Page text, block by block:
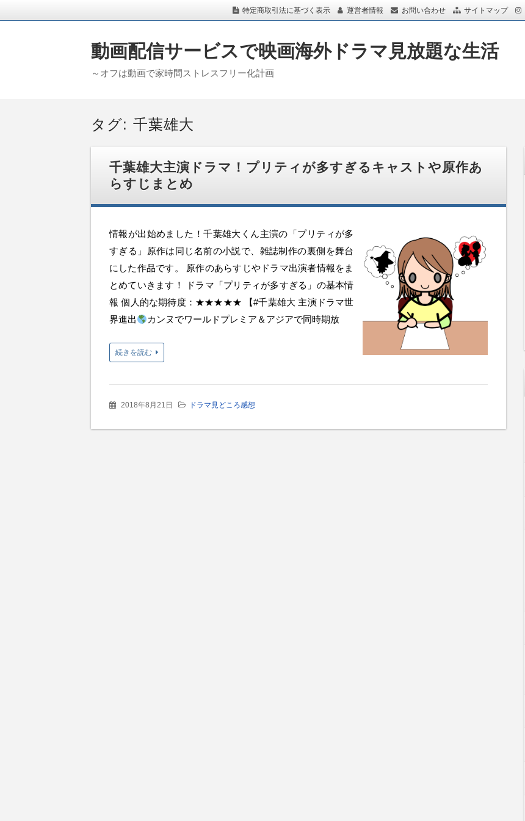
特定商取引法に基づく表示 運営者情報 お問い合わせ サイトマップ
動画配信サービスで映画海外ドラマ見放題な生活
～オフは動画で家時間ストレスフリー化計画
タグ: 千葉雄大
千葉雄大主演ドラマ！プリティが多すぎるキャストや原作あ
らすじまとめ
情報が出始めました！千葉雄大くん主演の「プリティが多
すぎる」原作は同じ名前の小説で、雑誌制作の裏側を舞台
にした作品です。 原作のあらすじやドラマ出演者情報をま
とめていきます！ ドラマ「プリティが多すぎる」の基本情
報 個人的な期待度：★★★★★ 【#千葉雄大 主演ドラマ世
界進出
カンヌでワールドプレミア＆アジアで同時期放
続きを読む
2018年8月21日 ドラマ見どころ感想